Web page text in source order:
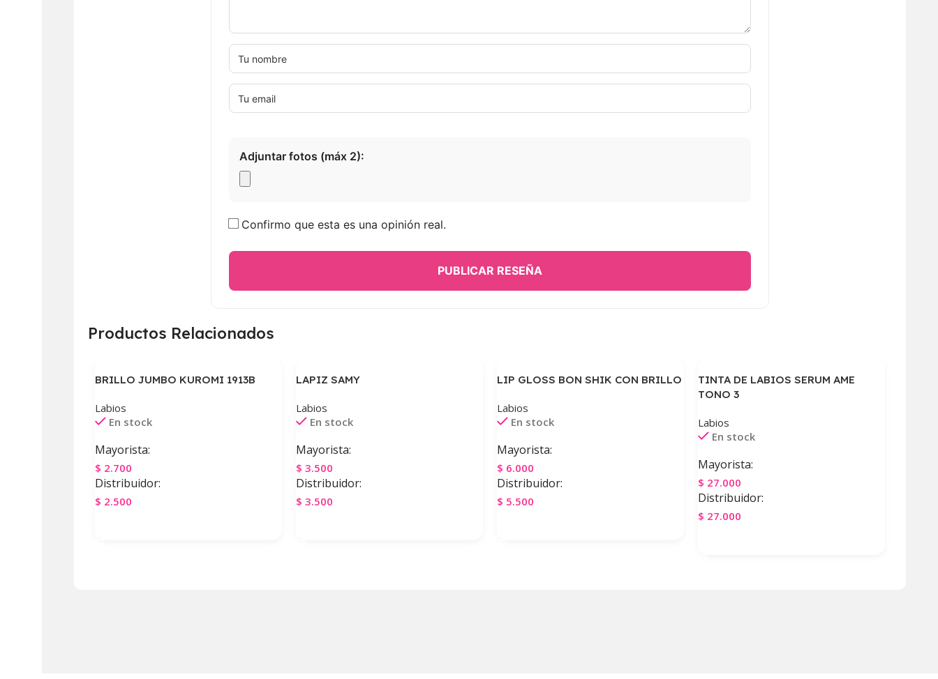
Adjuntar fotos (máx 2):
Confirmo que esta es una opinión real.
PUBLICAR RESEÑA
Productos Relacionados
BRILLO JUMBO KUROMI 1913B
Labios
En stock
Mayorista:
$ 2.700
Distribuidor:
$ 2.500
LAPIZ SAMY
Labios
En stock
Mayorista:
$ 3.500
Distribuidor:
$ 3.500
LIP GLOSS BON SHIK CON BRILLO
Labios
En stock
Mayorista:
$ 6.000
Distribuidor:
$ 5.500
TINTA DE LABIOS SERUM AME
TONO 3
Labios
En stock
Mayorista:
$ 27.000
Distribuidor:
$ 27.000